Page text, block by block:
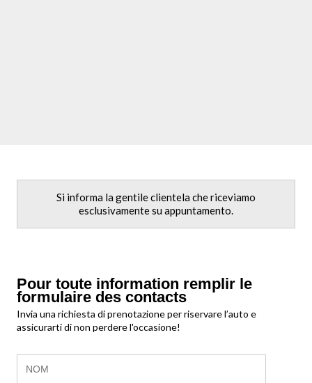
Si informa la gentile clientela che riceviamo
esclusivamente su appuntamento.
Pour toute information remplir le
formulaire des contacts
Invia una richiesta di prenotazione per riservare l’auto e
assicurarti di non perdere l'occasione!